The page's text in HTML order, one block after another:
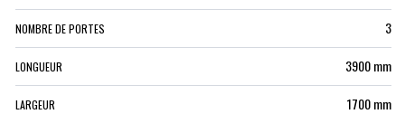
NOMBRE DE PORTES 3
LONGUEUR 3900 mm
LARGEUR 1700 mm